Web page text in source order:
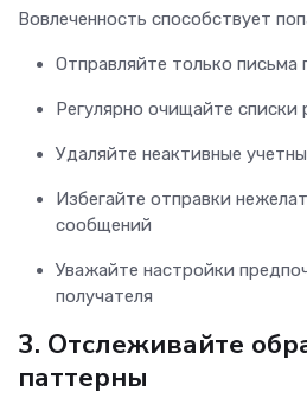
Вовлеченность способствует
Отправляйте только письма
Регулярно очищайте списки
Удаляйте неактивные
Избегайте отправки
сообщений
Уважайте настройки
получателя
3. Отслеживайте
паттерны